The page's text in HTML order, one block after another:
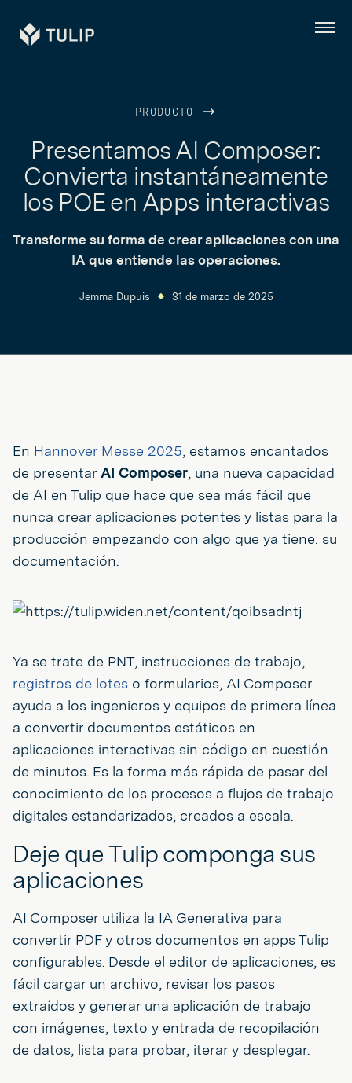
Tulip Menú
PRODUCTO
Presentamos AI Composer:
Convierta instantáneamente
los POE en Apps interactivas
Transforme su forma de crear aplicaciones con una
IA que entiende las operaciones.
Jemma Dupuis 31 de marzo de 2025
En Hannover Messe 2025, estamos encantados
de presentar AI Composer, una nueva capacidad
de AI en Tulip que hace que sea más fácil que
nunca crear aplicaciones potentes y listas para la
producción empezando con algo que ya tiene: su
documentación.
Ya se trate de PNT, instrucciones de trabajo,
registros de lotes o formularios, AI Composer
ayuda a los ingenieros y equipos de primera línea
a convertir documentos estáticos en
aplicaciones interactivas sin código en cuestión
de minutos. Es la forma más rápida de pasar del
conocimiento de los procesos a flujos de trabajo
digitales estandarizados, creados a escala.
Deje que Tulip componga sus
aplicaciones
AI Composer utiliza la IA Generativa para
convertir PDF y otros documentos en apps Tulip
configurables. Desde el editor de aplicaciones, es
fácil cargar un archivo, revisar los pasos
extraídos y generar una aplicación de trabajo
con imágenes, texto y entrada de recopilación
de datos, lista para probar, iterar y desplegar.